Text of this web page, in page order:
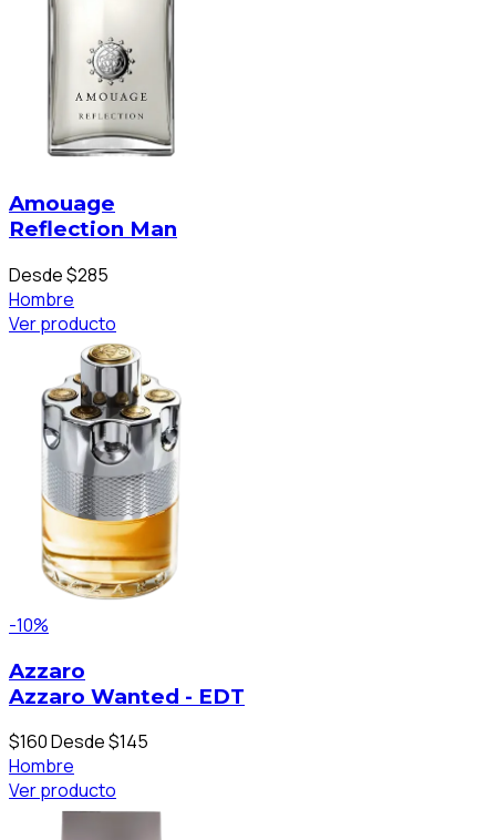
Amouage
Reflection Man
Desde $285
Hombre
Ver producto
-10%
Azzaro
Azzaro Wanted - EDT
$160Desde $145
Hombre
Ver producto